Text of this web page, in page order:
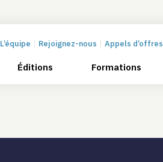
L’équipe Rejoignez-nous Appels d’offres
Éditions Formations